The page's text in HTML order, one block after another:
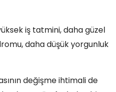
iş tatmini, daha güzel
daha düşük yorgunluk
değişme ihtimali de